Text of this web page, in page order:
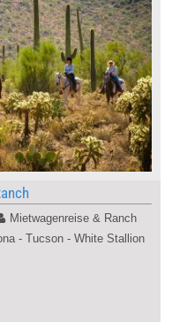
Mietwagenreise & Ranch
- Tucson - White Stallion